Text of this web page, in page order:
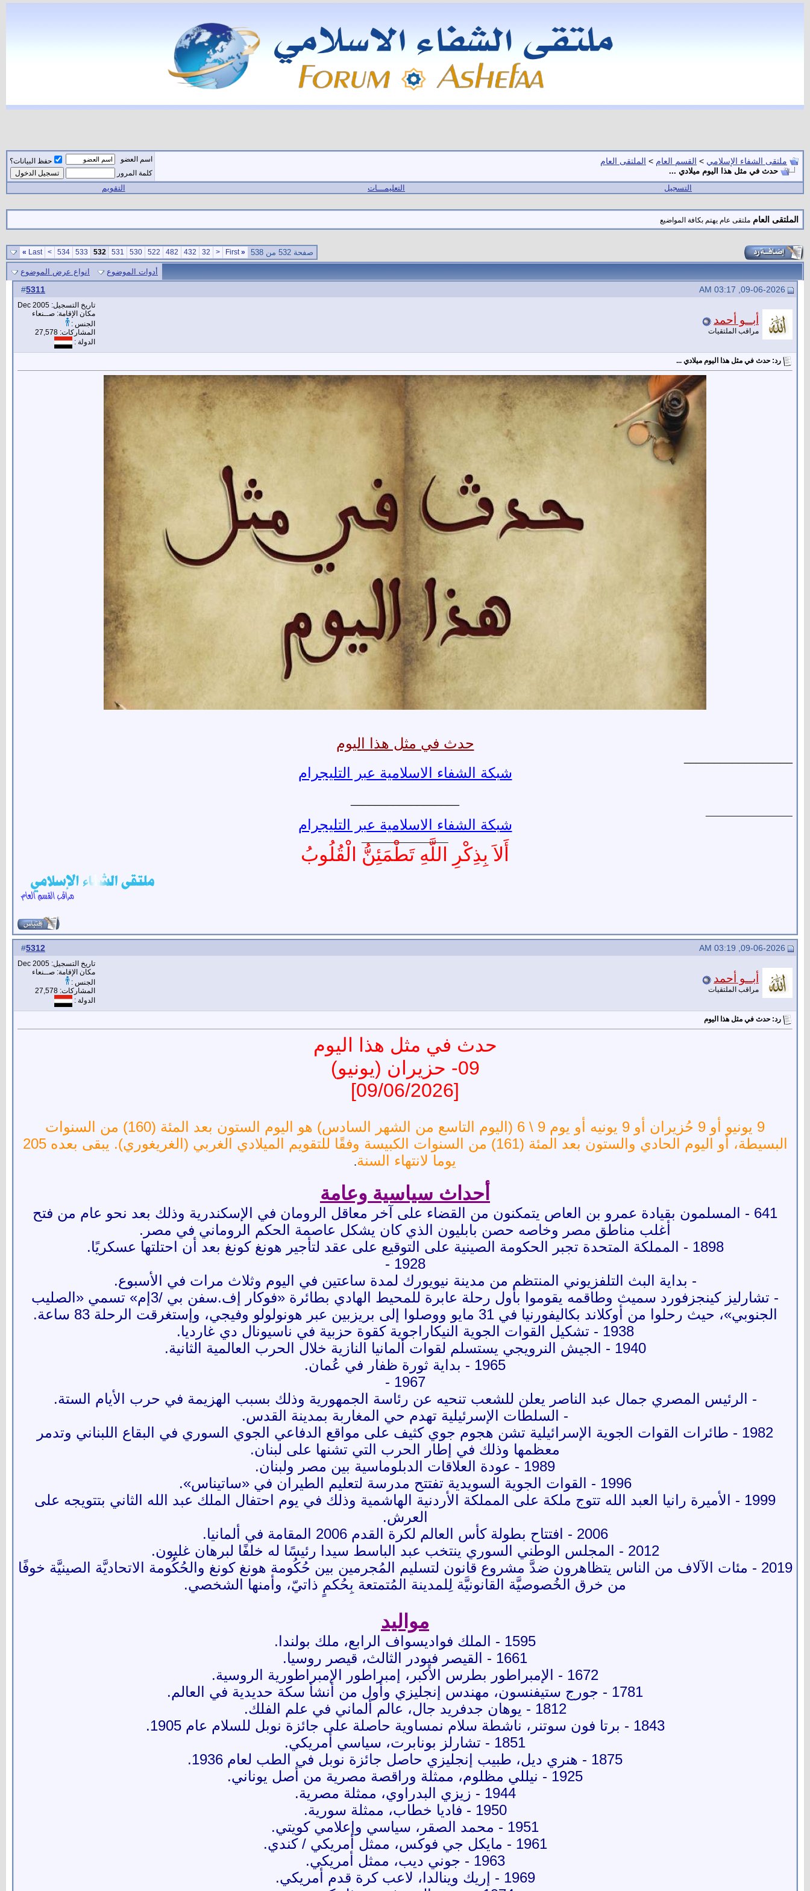
ملتقى الشفاء الإسلامي > القسم العام > الملتقى العام
حدث في مثل هذا اليوم ميلادي ...
اسم العضو
حفظ البيانات؟
كلمة المرور
التسجيل التعليمـــات التقويم
الملتقى العام ملتقى عام يهتم بكافة المواضيع
صفحة 532 من 538 «
First
<
32
432
482
522
530
531
532
533
534
>
Last
»
أدوات الموضوع انواع عرض الموضوع
5311
أبــو أحمد
مراقب الملتقيات
تاريخ التسجيل: Dec 2005
مكان الإقامة: صــنعاء
الجنس :
المشاركات: 27,578
الدولة :
رد: حدث في مثل هذا اليوم ميلادي ...
حدث في مثل هذا اليوم
شبكة الشفاء الاسلامية عبر التليجرام
شبكة الشفاء الاسلامية عبر التليجرام
__________________
أَلاَ بِذِكْرِ اللَّهِ تَطْمَئِنُّ الْقُلُوبُ
5312
أبــو أحمد
مراقب الملتقيات
تاريخ التسجيل: Dec 2005
مكان الإقامة: صــنعاء
الجنس :
المشاركات: 27,578
الدولة :
رد: حدث في مثل هذا اليوم
حدث في مثل هذا اليوم
09
- حزيران (يونيو)
[09/06/2026]
9 يونيو أو 9 حُزيران أو 9 يونيه أو يوم 9 \ 6 (اليوم التاسع من الشهر السادس) هو اليوم الستون بعد المئة (160) من السنوات
البسيطة، أو اليوم الحادي والستون بعد المئة (161) من السنوات الكبيسة وفقًا للتقويم الميلادي الغربي (الغريغوري). يبقى بعده 205
يوما لانتهاء السنة.
أحداث سياسية وعامة
641 - المسلمون بقيادة عمرو بن العاص يتمكنون من القضاء على آخر معاقل الرومان في الإسكندرية وذلك بعد نحو عام من فتح
أغلب مناطق مصر وخاصه حصن بابليون الذي كان يشكل عاصمة الحكم الروماني في مصر.
1898 - المملكة المتحدة تجبر الحكومة الصينية على التوقيع على عقد لتأجير هونغ كونغ بعد أن احتلتها عسكريًا.
1928 -
- بداية البث التلفزيوني المنتظم من مدينة نيويورك لمدة ساعتين في اليوم وثلاث مرات في الأسبوع.
- تشارليز كينجزفورد سميث وطاقمه يقوموا بأول رحلة عابرة للمحيط الهادي بطائرة «فوكار إف.سفن بي /3إم» تسمي «الصليب
الجنوبي»، حيث رحلوا من أوكلاند بكاليفورنيا في 31 مايو ووصلوا إلى بريزبين عبر هونولولو وفيجي، وإستغرقت الرحلة 83 ساعة.
1938 - تشكيل القوات الجوية النيكاراجوية كقوة حزبية في ناسيونال دي غارديا.
1940 - الجيش النرويجي يستسلم لقوات ألمانيا النازية خلال الحرب العالمية الثانية.
1965 - بداية ثورة ظفار في عُمان.
1967 -
- الرئيس المصري جمال عبد الناصر يعلن للشعب تنحيه عن رئاسة الجمهورية وذلك بسبب الهزيمة في حرب الأيام الستة.
- السلطات الإسرئيلية تهدم حي المغاربة بمدينة القدس.
1982 - طائرات القوات الجوية الإسرائيلية تشن هجوم جوي كثيف على مواقع الدفاعي الجوي السوري في البقاع اللبناني وتدمر
معظمها وذلك في إطار الحرب التي تشنها على لبنان.
1989 - عودة العلاقات الدبلوماسية بين مصر ولبنان.
1996 - القوات الجوية السويدية تفتتح مدرسة لتعليم الطيران في «ساتيناس».
1999 - الأميرة رانيا العبد الله تتوج ملكة على المملكة الأردنية الهاشمية وذلك في يوم احتفال الملك عبد الله الثاني بتتويجه على
العرش.
2006 - افتتاح بطولة كأس العالم لكرة القدم 2006 المقامة في ألمانيا.
2012 - المجلس الوطني السوري ينتخب عبد الباسط سيدا رئيسًا له خلفًا لبرهان غليون.
2019 - مئات الآلاف من الناس يتظاهرون ضدَّ مشروع قانون لتسليم المُجرمين بين حُكُومة هونغ كونغ والحُكُومة الاتحاديَّة الصينيَّة خوفًا
من خرق الخُصوصيَّة القانونيَّة لِلمدينة المُتمتعة بِحُكمٍ ذاتيّ، وأمنها الشخصي.
مواليد
1595 - الملك فواديسواف الرابع، ملك بولندا.
1661 - القيصر فيودر الثالث، قيصر روسيا.
1672 - الإمبراطور بطرس الأكبر، إمبراطور الإمبراطورية الروسية.
1781 - جورج ستيفنسون، مهندس إنجليزي وأول من أنشأ سكة حديدية في العالم.
1812 - يوهان جدفريد جال، عالم ألماني في علم الفلك.
1843 - برتا فون سوتنر، ناشطة سلام نمساوية حاصلة على جائزة نوبل للسلام عام 1905.
1851 - تشارلز بونابرت، سياسي أمريكي.
1875 - هنري ديل، طبيب إنجليزي حاصل جائزة نوبل في الطب لعام 1936.
1925 - نيللي مظلوم، ممثلة وراقصة مصرية من أصل يوناني.
1944 - زيزي البدراوي، ممثلة مصرية.
1950 - فاديا خطاب، ممثلة سورية.
1951 - محمد الصقر، سياسي وإعلامي كويتي.
1961 - مايكل جي فوكس، ممثل أمريكي / كندي.
1963 - جوني ديب، ممثل أمريكي.
1969 - إريك وينالدا، لاعب كرة قدم أمريكي.